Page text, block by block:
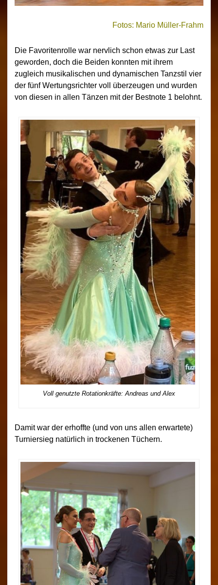
Fotos: Mario Müller-Frahm
Die Favoritenrolle war nervlich schon etwas zur Last
geworden, doch die Beiden konnten mit ihrem
zugleich musikalischen und dynamischen Tanzstil vier
der fünf Wertungsrichter voll überzeugen und wurden
von diesen in allen Tänzen mit der Bestnote 1 belohnt.
Voll genutzte Rotationkräfte: Andreas und Alex
Damit war der erhoffte (und von uns allen erwartete)
Turniersieg natürlich in trockenen Tüchern.